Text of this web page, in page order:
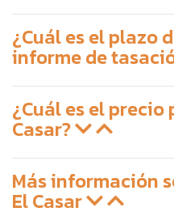
¿Cuál es el plazo
informe de
¿Cuál es el
Casar?
Más información
El Casar